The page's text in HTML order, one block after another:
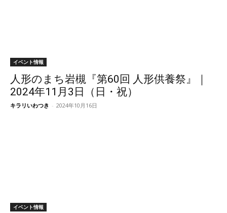
イベント情報
人形のまち岩槻『第60回 人形供養祭』｜
2024年11月3日（日・祝）
キラリいわつき - 2024年10月16日
イベント情報